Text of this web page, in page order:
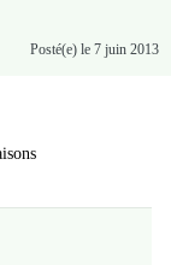
Posté(e) le 7 juin 2013